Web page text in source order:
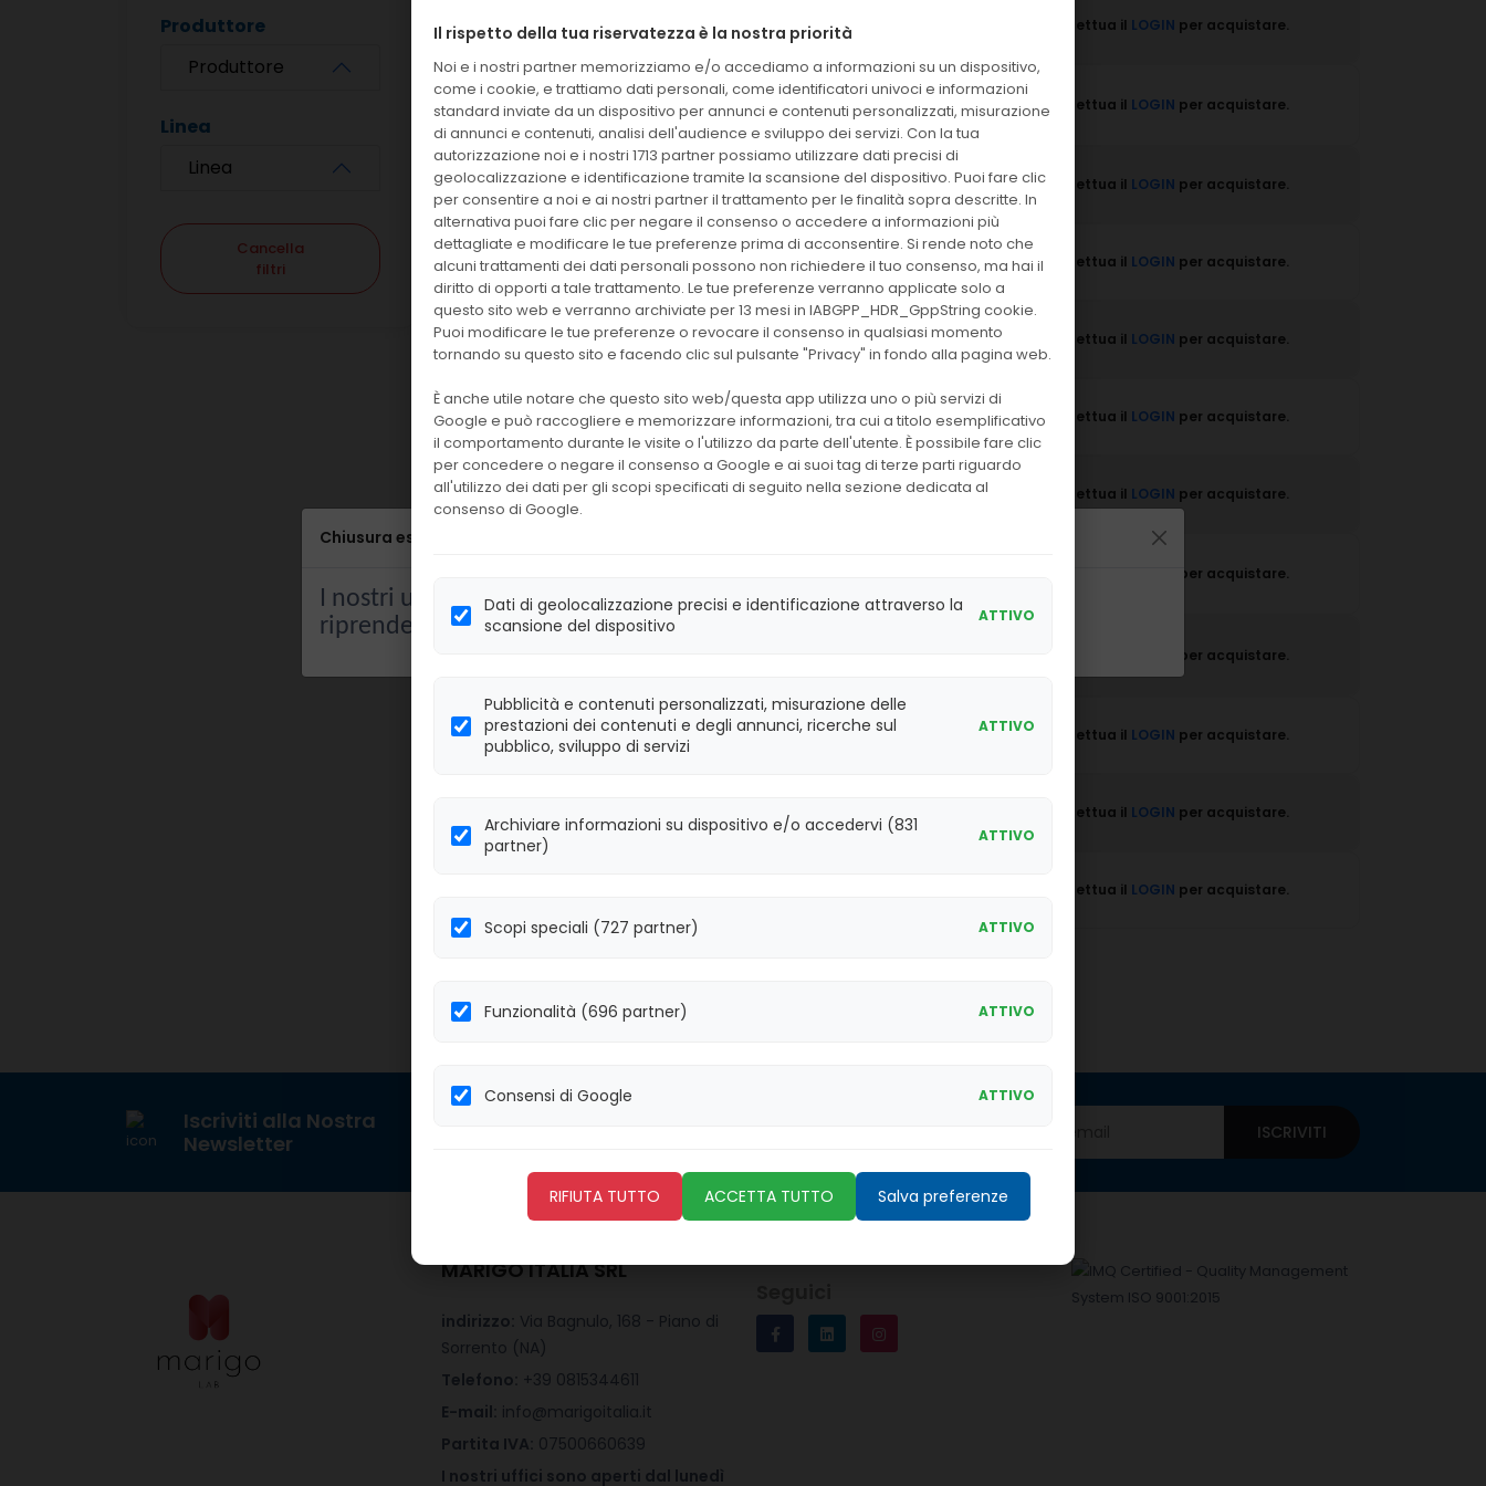
Produttore
Produttore
Linea
Linea
Cancella
filtri
30463 Vidas Vitamina D
det
Effettua il LOGIN per acquistare.
424106
Vidas Vitamin B12
Total
60
det
IMM Effettua il LOGIN per acquistare.
30217 Vidas Varicella Zoster
60
det
IMM Effettua il LOGIN per acquistare.
30126 Vidas UP Listeria(LPT)
30
det.
IMM Effettua il LOGIN per acquistare.
30122 Vidas UP E.Coli O157
30
det.
IMM Effettua il LOGIN per acquistare.
30441 Vidas TSH3
60
det
IMM Effettua il LOGIN per acquistare.
30400 Vidas TSH
60
IMM Effettua il LOGIN per acquistare.
per acquistare.
per acquistare.
30428 Vidas TPSA
60
Effettua il LOGIN per acquistare.
424641 Vidas TOXO IgM
det
Effettua il LOGIN per acquistare.
Effettua il LOGIN per acquistare.
Iscriviti alla Nostra
Newsletter
ISCRIVITI
MARIGO ITALIA SRL
indirizzo: Via Bagnulo, 168 - Piano di
Sorrento (NA)
Telefono: +39 0815344611
E-mail: info@marigoitalia.it
Partita IVA: 07500660639
I nostri uffici sono aperti dal lunedì
Il rispetto della tua riservatezza è la nostra priorità
Noi e i nostri partner memorizziamo e/o accediamo a informazioni su un dispositivo,
come i cookie, e trattiamo dati personali, come identificatori univoci e informazioni
standard inviate da un dispositivo per annunci e contenuti personalizzati, misurazione
di annunci e contenuti, analisi dell'audience e sviluppo dei servizi. Con la tua
autorizzazione noi e i nostri 1713 partner possiamo utilizzare dati precisi di
geolocalizzazione e identificazione tramite la scansione del dispositivo. Puoi fare clic
per consentire a noi e ai nostri partner il trattamento per le finalità sopra descritte. In
alternativa puoi fare clic per negare il consenso o accedere a informazioni più
dettagliate e modificare le tue preferenze prima di acconsentire. Si rende noto che
alcuni trattamenti dei dati personali possono non richiedere il tuo consenso, ma hai il
diritto di opporti a tale trattamento. Le tue preferenze verranno applicate solo a
questo sito web e verranno archiviate per 13 mesi in IABGPP_HDR_GppString cookie.
Puoi modificare le tue preferenze o revocare il consenso in qualsiasi momento
tornando su questo sito e facendo clic sul pulsante "Privacy" in fondo alla pagina web.
È anche utile notare che questo sito web/questa app utilizza uno o più servizi di
Google e può raccogliere e memorizzare informazioni, tra cui a titolo esemplificativo
il comportamento durante le visite o l'utilizzo da parte dell'utente. È possibile fare clic
per concedere o negare il consenso a Google e ai suoi tag di terze parti riguardo
all'utilizzo dei dati per gli scopi specificati di seguito nella sezione dedicata al
consenso di Google.
Dati di geolocalizzazione precisi e identificazione attraverso la
scansione del dispositivo
ATTIVO
Pubblicità e contenuti personalizzati, misurazione delle
prestazioni dei contenuti e degli annunci, ricerche sul
pubblico, sviluppo di servizi
ATTIVO
Archiviare informazioni su dispositivo e/o accedervi (831
partner)
ATTIVO
Scopi speciali (727 partner) ATTIVO
Funzionalità (696 partner) ATTIVO
Consensi di Google ATTIVO
RIFIUTA TUTTO ACCETTA TUTTO Salva preferenze
Chiusura estiva
I nostri uffici resteranno chiusi dall'8 al 23 agostocompresi. Le attività
riprenderanno regolarmentelunedì 24 agosto